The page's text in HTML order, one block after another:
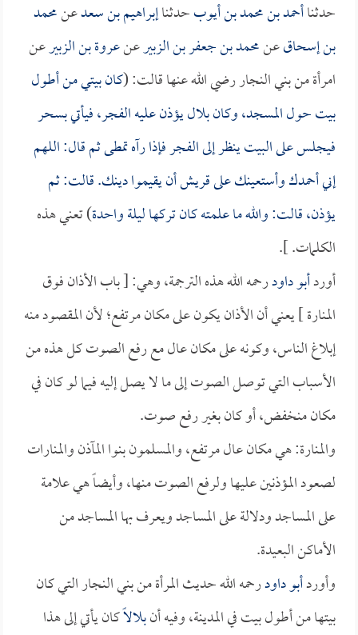
حدثناأحمد بن محمد بن أيوبحدثناإبراهيم بن سعدعنمحمد
بن إسحاقعنمحمد بن جعفر بن الزبيرعنعروة بن الزبيرعن
امرأة من بني النجار رضي الله عنها قالت: (كان بيتي من أطول
بيت حول المسجد، وكانبلاليؤذن عليه الفجر، فيأتي بسحر
فيجلس على البيت ينظر إلى الفجر فإذا رآه تمطى ثم قال: اللهم
إني أحمدك وأستعينك على قريش أن يقيموا دينك. قالت: ثم
يؤذن، قالت: والله ما علمته كان تركها ليلة واحدة) تعني هذه
الكلمات. ].
أوردأبو داودرحمه الله هذه الترجمة، وهي: [ باب الأذان فوق
المنارة ] يعني أن الأذان يكون على مكان مرتفع؛ لأن المقصود منه
إبلاغ الناس، وكونه على مكان عال مع رفع الصوت كل هذه من
الأسباب التي توصل الصوت إلى ما لا يصل إليه فيما لو كان في
مكان منخفض، أو كان بغير رفع صوت.
والمنارة: هي مكان عال مرتفع، والمسلمون بنوا المآذن والمنارات
لصعود المؤذنين عليها ولرفع الصوت منها، وأيضاً هي علامة
على المساجد ودلالة على المساجد ويعرف بها المساجد من
الأماكن البعيدة.
وأوردأبو داودرحمه الله حديث المرأة من بني النجار التي كان
بيتها من أطول بيت في المدينة، وفيه أنبلالاًكان يأتي إلى هذا